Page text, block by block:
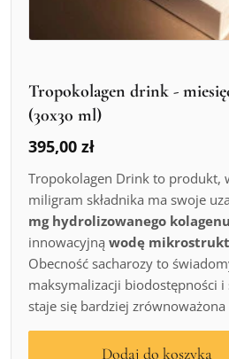
Tropokolagen drink -
(30x30 ml)
395,00zł
Tropokolagen Drink to produkt,
miligram składnika ma swoje
mg hydrolizowanego
innowacyjnąwodę
Obecność sacharozy to
maksymalizacji biodostępności i
staje się bardziej
Dodaj do koszyka